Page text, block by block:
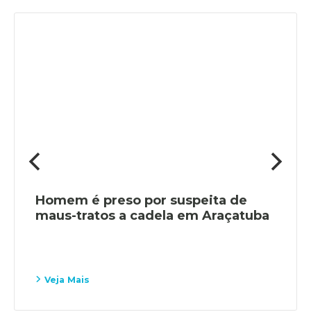
Homem é preso por suspeita de
maus-tratos a cadela em Araçatuba
Veja Mais